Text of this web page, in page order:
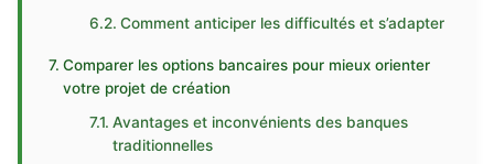
Comment anticiper les difficultés et s’adapter
Comparer les options bancaires pour mieux orienter
votre projet de création
Avantages et inconvénients des banques
traditionnelles